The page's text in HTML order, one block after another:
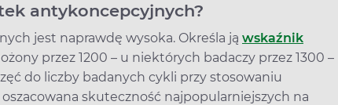
antykoncepcyjnych?
jest naprawdę wysoka. Określa ją wskaźnik
przez 1200 – u niektórych badaczy przez 1300 –
do liczby badanych cykli przy stosowaniu
oszacowana skuteczność najpopularniejszych na